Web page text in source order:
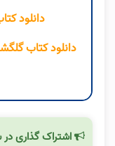
دانلود
دانلود کتاب
اشتراک گذاری